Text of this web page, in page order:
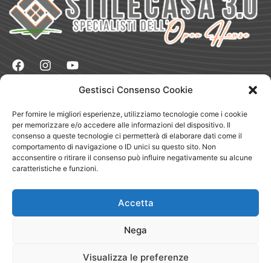
Gestisci Consenso Cookie
Per fornire le migliori esperienze, utilizziamo tecnologie come i cookie
per memorizzare e/o accedere alle informazioni del dispositivo. Il
consenso a queste tecnologie ci permetterà di elaborare dati come il
comportamento di navigazione o ID unici su questo sito. Non
acconsentire o ritirare il consenso può influire negativamente su alcune
caratteristiche e funzioni.
Accetta
Nega
Visualizza le preferenze
Comprare
Dove Siamo
Chi Siamo
Blog
Testimonianze
Magazine
App